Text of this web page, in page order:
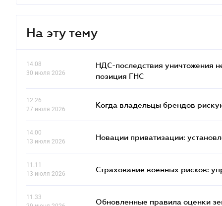
На эту тему
14.08
30 июля 2026
НДС-последствия уничтожения
позиция ГНС
12.26
27 июля 2026
Когда владельцы брендов
14.00
13 июля 2026
Новации приватизации:
11.11
13 июля 2026
Страхование военных рисков:
11.33
Обновленные правила оценки